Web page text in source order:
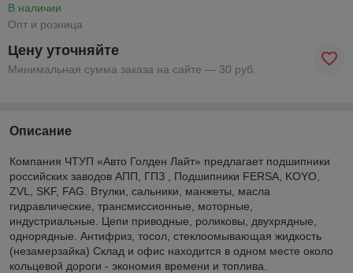
В наличии
Опт и розница
Цену уточняйте
Минимальная сумма заказа на сайте — 30 руб.
Описание
Компания ЧТУП «Авто Голден Лайт» предлагает подшипники
российских заводов АПП, ГПЗ , Подшипники FERSA, KOYO,
ZVL, SKF, FAG. Втулки, сальники, манжеты, масла
гидравлические, трансмиссионные, моторные,
индустриальные. Цепи приводные, роликовы, двухрядные,
однорядные. Антифриз, тосол, стеклоомывающая жидкость
(незамерзайка) Склад и офис находится в одном месте около
кольцевой дороги - экономия времени и топлива.